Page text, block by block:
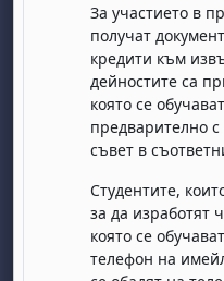
За участието в
получат
кредити към
дейностите са
която се
предварително
съвет в
Студентите,
за да изработят
която се
телефон на
1 August
2 August
8 August
9 August
15 August
16 August
22 August
23 August
30 August